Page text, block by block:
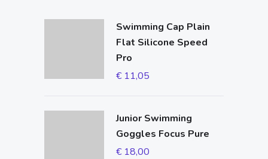
Swimming Cap Plain
Flat Silicone Speed
Pro
€11,05
Junior Swimming
Goggles Focus Pure
€18,00